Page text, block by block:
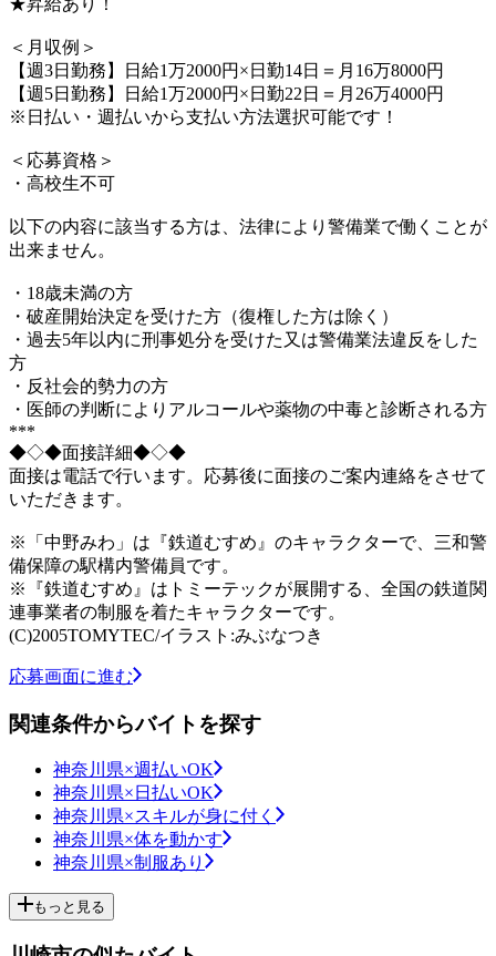
＜月収例＞
【週3日勤務】日給1万2000円×日勤14日＝月16万8000円
【週5日勤務】日給1万2000円×日勤22日＝月26万4000円
※日払い・週払いから支払い方法選択可能です！
＜応募資格＞
・高校生不可
以下の内容に該当する方は、法律により警備業で働くことが
出来ません。
・18歳未満の方
・破産開始決定を受けた方（復権した方は除く）
・過去5年以内に刑事処分を受けた又は警備業法違反をした
方
・反社会的勢力の方
・医師の判断によりアルコールや薬物の中毒と診断される方
***
◆◇◆面接詳細◆◇◆
面接は電話で行います。応募後に面接のご案内連絡をさせて
いただきます。
※「中野みわ」は『鉄道むすめ』のキャラクターで、三和警
備保障の駅構内警備員です。
※『鉄道むすめ』はトミーテックが展開する、全国の鉄道関
連事業者の制服を着たキャラクターです。
(C)2005TOMYTEC/イラスト:みぶなつき
応募画面に進む
関連条件からバイトを探す
神奈川県×週払いOK
神奈川県×日払いOK
神奈川県×スキルが身に付く
神奈川県×体を動かす
神奈川県×制服あり
もっと見る